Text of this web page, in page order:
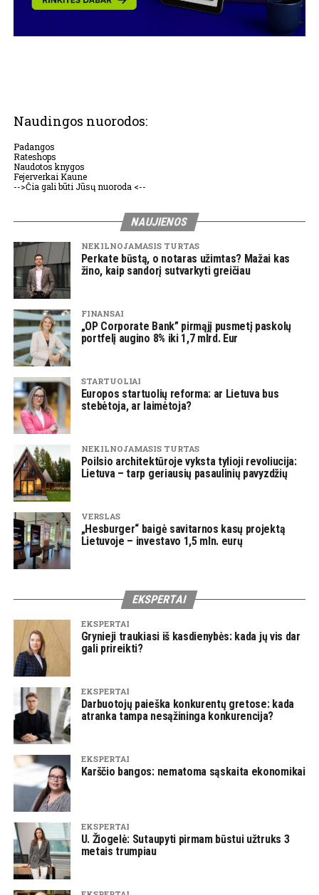
Naudingos nuorodos:
Padangos
Rateshops
Naudotos knygos
Fejerverkai Kaune
-->Čia gali būti Jūsų nuoroda <--
NAUJIENOS
NEKILNOJAMASIS TURTAS
Perkate būstą, o notaras užimtas? Mažai kas
žino, kaip sandorį sutvarkyti greičiau
FINANSAI
„OP Corporate Bank” pirmąjį pusmetį paskolų
portfelį augino 8% iki 1,7 mlrd. Eur
STARTUOLIAI
Europos startuolių reforma: ar Lietuva bus
stebėtoja, ar laimėtoja?
NEKILNOJAMASIS TURTAS
Poilsio architektūroje vyksta tylioji revoliucija:
Lietuva – tarp geriausių pasaulinių pavyzdžių
VERSLAS
„Hesburger“ baigė savitarnos kasų projektą
Lietuvoje – investavo 1,5 mln. eurų
EKSPERTAI
EKSPERTAI
Grynieji traukiasi iš kasdienybės: kada jų vis dar
gali prireikti?
EKSPERTAI
Darbuotojų paieška konkurentų gretose: kada
atranka tampa nesąžininga konkurencija?
EKSPERTAI
Karščio bangos: nematoma sąskaita ekonomikai
EKSPERTAI
U. Žiogelė: Sutaupyti pirmam būstui užtruks 3
metais trumpiau